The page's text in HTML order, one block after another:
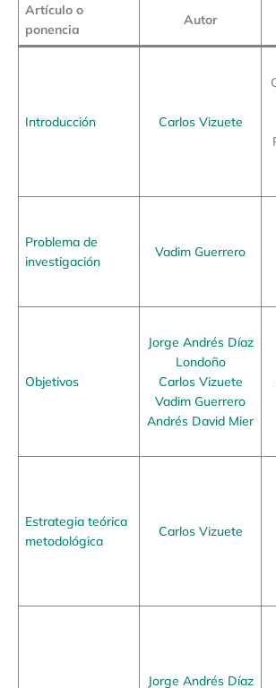
Artículo o
ponencia
Autor
Introducción Carlos Vizuete
Problema de
investigación
Vadim Guerrero
Objetivos
Jorge Andrés Díaz
Londoño
Carlos Vizuete
Vadim Guerrero
Andrés David Mier
Estrategia teórica
metodológica
Carlos Vizuete
Jorge Andrés Díaz